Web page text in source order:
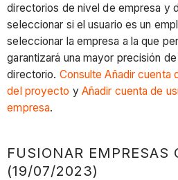
directorios de nivel de empresa y
seleccionar si el usuario es un
seleccionar la empresa a la que
garantizará una mayor precisión
directorio. Consulte Añadir cuenta
del proyecto y Añadir cuenta de
empresa.
FUSIONAR EMPRESAS
(19/07/2023)